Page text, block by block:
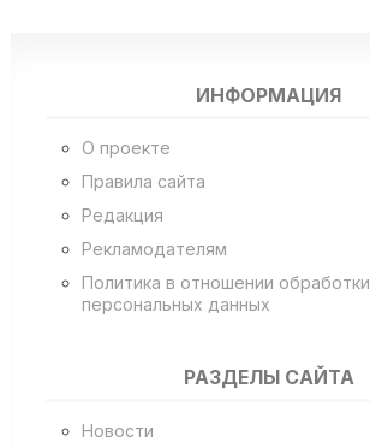
ИНФОРМАЦИЯ
О проекте
Правила сайта
Редакция
Рекламодателям
Политика в отношении обработки
персональных данных
РАЗДЕЛЫ САЙТА
Новости